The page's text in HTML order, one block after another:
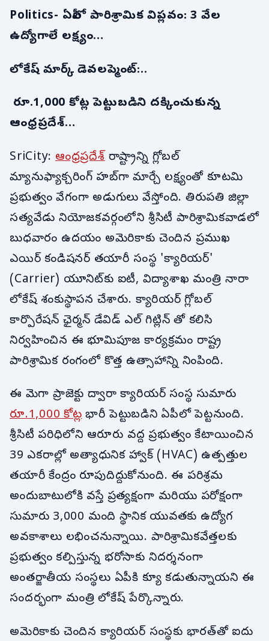
Politics- ఏపీలో పారిశ్రామిక విప్లవం: 3 వేల
ఉద్యోగాలే లక్ష్యం…
లోకేష్ మార్క్ డెవలప్మెంట్:..
రూ.1,000 కోట్ల పెట్టుబడిని దక్కించుకున్న
ఆంధ్రప్రదేశ్…
SriCity: ఆంధ్రప్రదేశ్రాష్ట్రాన్ని గ్లోబల్
మ్యానుఫ్యాక్చరింగ్ హబ్‌గా మార్చే లక్ష్యంతో కూటమి
ప్రభుత్వం వేగంగా అడుగులు వేస్తోంది. తిరుపతి జిల్లా
సత్యవేడు నియోజకవర్గంలోని శ్రీసిటీ పారిశ్రామికవాడలో
బుధవారం ఉదయం అమెరికాకు చెందిన ప్రముఖ
ఎయిర్ కండిషనర్ తయారీ సంస్థ 'క్యారియర్'
(Carrier) యూనిట్‌కు ఐటీ, విద్యాశాఖ మంత్రి నారా
లోకేష్ శంకుస్థాపన చేశారు. క్యారియర్ గ్లోబల్
కార్పొరేషన్ ఛైర్మన్ డేవిడ్ ఎల్ గిట్లిన్ తో కలిసి
నిర్వహించిన ఈ భూమిపూజ కార్యక్రమం రాష్ట్ర
పారిశ్రామిక రంగంలో కొత్త ఉత్సాహాన్ని నింపింది.
ఈ మెగా ప్రాజెక్టు ద్వారా క్యారియర్ సంస్థ సుమారు
రూ.1,000 కోట్లభారీ పెట్టుబడిని ఏపీలో పెట్టనుంది.
శ్రీసిటీ పరిధిలోని ఆరూరు వద్ద ప్రభుత్వం కేటాయించిన
39 ఎకరాల్లో అత్యాధునిక హ్వాక్ (HVAC) ఉత్పత్తుల
తయారీ కేంద్రం రూపుదిద్దుకోనుంది. ఈ పరిశ్రమ
అందుబాటులోకి వస్తే ప్రత్యక్షంగా మరియు పరోక్షంగా
సుమారు 3,000 మంది స్థానిక యువతకు ఉద్యోగ
అవకాశాలు లభించనున్నాయి. పారిశ్రామికవేత్తలకు
ప్రభుత్వం కల్పిస్తున్న భరోసాకు నిదర్శనంగా
అంతర్జాతీయ సంస్థలు ఏపీకి క్యూ కడుతున్నాయని ఈ
సందర్భంగా మంత్రి లోకేష్ పేర్కొన్నారు.
అమెరికాకు చెందిన క్యారియర్ సంస్థకు భారత్‌తో ఐదు